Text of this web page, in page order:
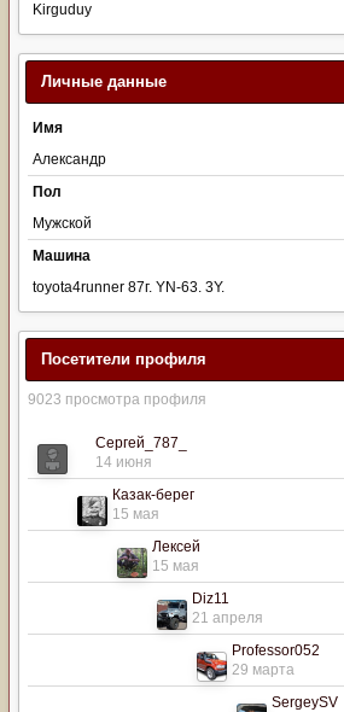
Kirguduy
Личные данные
Имя
Александр
Пол
Мужской
Машина
toyota4runner 87г. YN-63. 3Y.
Посетители профиля
9023 просмотра профиля
Сергей_787_
14 июня
Казак-берег
15 мая
Лексей
15 мая
Diz11
21 апреля
Professor052
29 марта
SergeySV